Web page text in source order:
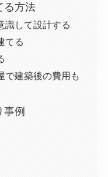
る方法
識して設計する
てる
で建築後の費用も
事例